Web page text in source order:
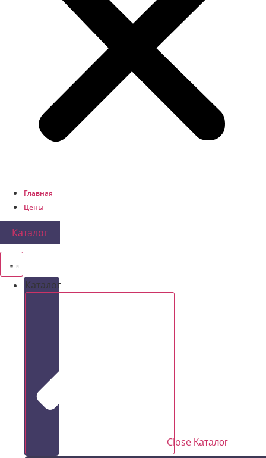
Главная
Цены
Каталог
Каталог
Close Каталог